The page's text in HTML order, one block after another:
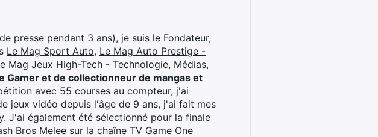
presse pendant 3 ans), je suis le Fondateur,
Le Mag Sport Auto, Le Mag Auto Prestige -
Mag Jeux High-Tech - Technologie, Médias,
Gamer et de collectionneur de mangas et
avec 55 courses au compteur, j'ai
jeux vidéo depuis l'âge de 9 ans, j'ai fait mes
J'ai également été sélectionné pour la finale
Bros Melee sur la chaîne TV Game One